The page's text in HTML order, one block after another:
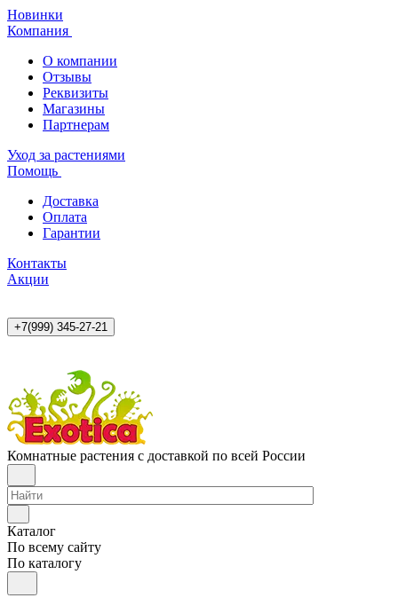
Новинки
Компания
О компании
Отзывы
Реквизиты
Магазины
Партнерам
Уход за растениями
Помощь
Доставка
Оплата
Гарантии
Контакты
Акции
+7(999) 345-27-21
Комнатные растения с доставкой по всей России
Каталог
По всему сайту
По каталогу